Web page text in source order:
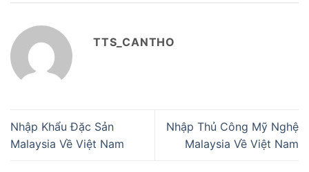
TTS_CANTHO
Nhập Khẩu Đặc Sản
Malaysia Về Việt Nam
Nhập Thủ Công Mỹ Nghệ
Malaysia Về Việt Nam